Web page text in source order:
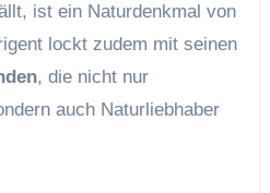
ist ein Naturdenkmal von
lockt zudem mit seinen
, die nicht nur
auch Naturliebhaber